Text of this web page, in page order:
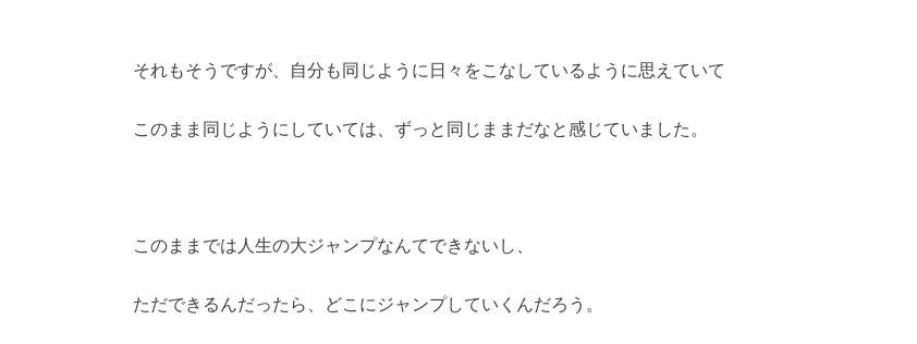
それもそうですが、自分も同じように日々をこなしているように思えていて
このまま同じようにしていては、ずっと同じままだなと感じていました。
このままでは人生の大ジャンプなんてできないし、
ただできるんだったら、どこにジャンプしていくんだろう。